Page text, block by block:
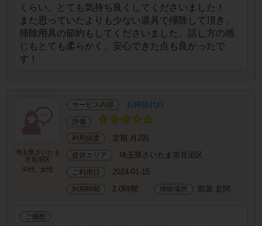
くらい、とても気持ち良くしてくださいました！
また思っていたよりも少ない道具で掃除して頂き、
掃除用具の節約もしてくださいました。話し方の感
じもとても柔らかく、安心できた点も良かったで
す！
埼玉県さいたま
市見沼区
40代
女性
サービス内容 お掃除代行
評価
利用頻度 定期 月2回
提供エリア 埼玉県さいたま市見沼区
ご利用日 2024-01-15
利用時間 2.0時間 掃除場所 部屋 玄関
ご感想